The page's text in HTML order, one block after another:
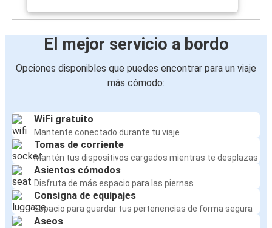
El mejor servicio a bordo
Opciones disponibles que puedes encontrar para un viaje
más cómodo:
WiFi gratuito
Mantente conectado durante tu viaje
Tomas de corriente
Mantén tus dispositivos cargados mientras te desplazas
Asientos cómodos
Disfruta de más espacio para las piernas
Consigna de equipajes
Espacio para guardar tus pertenencias de forma segura
Aseos